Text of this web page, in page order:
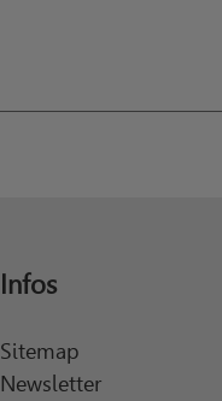
Infos
Sitemap
Newsletter